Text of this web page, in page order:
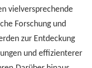
vielversprechende
Forschung und
zur Entdeckung
und effizienterer